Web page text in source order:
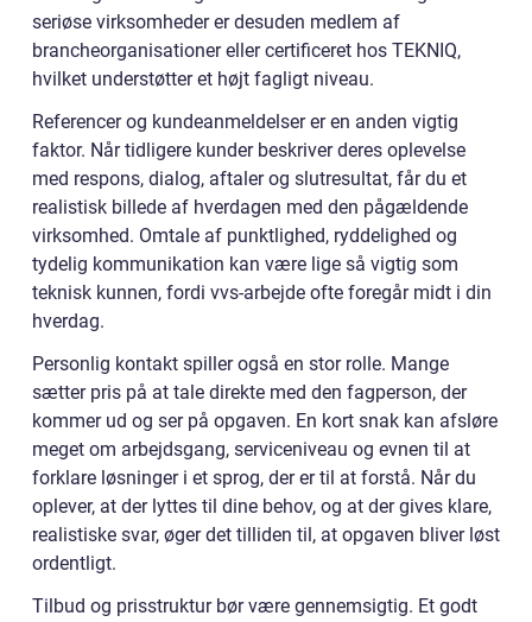
seriøse virksomheder er desuden medlem af
brancheorganisationer eller certificeret hos TEKNIQ,
hvilket understøtter et højt fagligt niveau.
Referencer og kundeanmeldelser er en anden vigtig
faktor. Når tidligere kunder beskriver deres oplevelse
med respons, dialog, aftaler og slutresultat, får du et
realistisk billede af hverdagen med den pågældende
virksomhed. Omtale af punktlighed, ryddelighed og
tydelig kommunikation kan være lige så vigtig som
teknisk kunnen, fordi vvs-arbejde ofte foregår midt i din
hverdag.
Personlig kontakt spiller også en stor rolle. Mange
sætter pris på at tale direkte med den fagperson, der
kommer ud og ser på opgaven. En kort snak kan afsløre
meget om arbejdsgang, serviceniveau og evnen til at
forklare løsninger i et sprog, der er til at forstå. Når du
oplever, at der lyttes til dine behov, og at der gives klare,
realistiske svar, øger det tilliden til, at opgaven bliver løst
ordentligt.
Tilbud og prisstruktur bør være gennemsigtig. Et godt